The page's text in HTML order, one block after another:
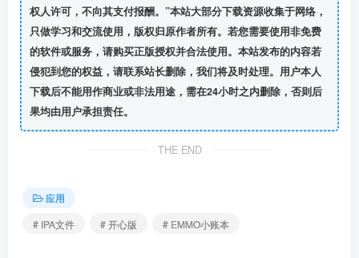
权人许可，不向其支付报酬。”本站大部分下载资源收集于网络，
只做学习和交流使用，版权归原作者所有。若您需要使用非免费
的软件或服务，请购买正版授权并合法使用。本站发布的内容若
侵犯到您的权益，请联系站长删除，我们将及时处理。用户本人
下载后不能用作商业或非法用途，需在24小时之内删除，否则后
果均由用户承担责任。
THE END
应用
# IPA文件
# 开心版 # EMMO小账本